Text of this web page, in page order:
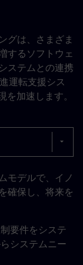
グは、さまざま
するソフトウェ
ステムとの連携
運転支援シス
を加速します。
モデルで、イノ
確保し、将来を
要件をシステ
システムニー